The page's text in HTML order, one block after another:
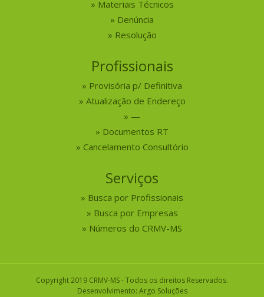
Materiais Técnicos
Denúncia
Resolução
Profissionais
Provisória p/ Definitiva
Atualização de Endereço
—
Documentos RT
Cancelamento Consultório
Serviços
Busca por Profissionais
Busca por Empresas
Números do CRMV-MS
Copyright 2019 CRMV-MS - Todos os direitos Reservados.
Desenvolvimento: Argo Soluções